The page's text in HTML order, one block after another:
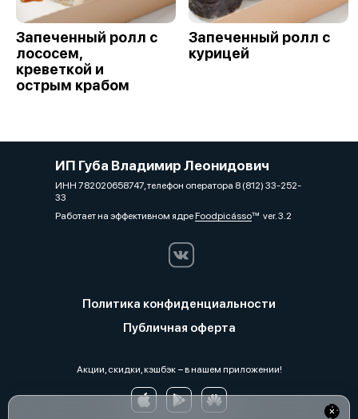
Запеченный ролл с
лососем,
креветкой и
острым крабом
Запеченный ролл с
курицей
ИП Губа Владимир Леонидович
ИНН 782020658747, телефон оператора 8 (812) 33-252-
33
Работает на эффективном ядреFoodpicássover. 3.2
Политика конфиденциальности
Публичная оферта
Акции, скидки, кэшбэк − в нашем приложении!